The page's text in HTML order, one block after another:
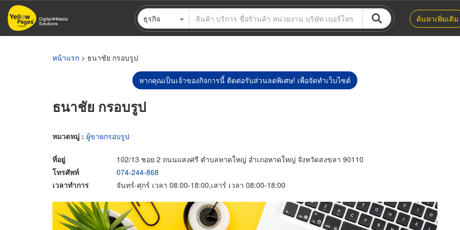
ข้าม
ไป
ธุรกิจ ค้นหาเพิ่มเติม
หน้าแรก > ธนาชัย กรอบรูป
หากคุณเป็นเจ้าของกิจการนี้ ติดต่อรับส่วนลดพิเศษ! เพื่อจัดทำเว็บไซต์
ธนาชัย กรอบรูป
หมวดหมู่ : ผู้ขายกรอบรูป
ที่อยู่
102/13 ซอย 2 ถนนแสงศรี ตำบลหาดใหญ่ อำเภอหาดใหญ่ จังหวัดสงขลา 90110
โทรศัพท์
074-244-868
เวลาทำการ
จันทร์-ศุกร์ เวลา 08:00-18:00,เสาร์ เวลา 08:00-18:00